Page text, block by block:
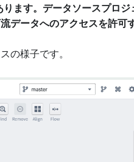
ります。データソースプロ
データへのアクセスを許可
の様子です。